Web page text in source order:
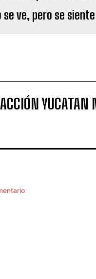
se ve, pero se siente
YUCATAN